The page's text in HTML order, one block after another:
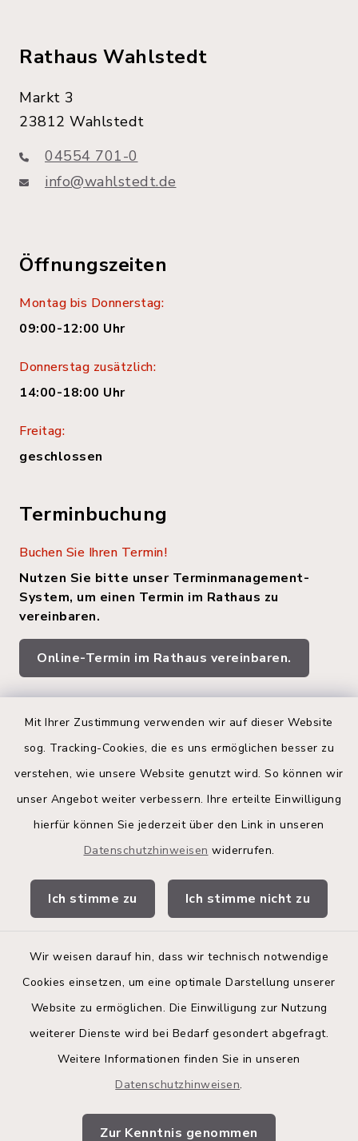
Mit Ihrer Zustimmung verwenden wir auf dieser Website
sog. Tracking-Cookies, die es uns ermöglichen besser zu
verstehen, wie unsere Website genutzt wird. So können wir
unser Angebot weiter verbessern. Ihre erteilte Einwilligung
hierfür können Sie jederzeit über den Link in unseren
Datenschutzhinweisen widerrufen.
Ich stimme zu Ich stimme nicht zu
Wir weisen darauf hin, dass wir technisch notwendige
Cookies einsetzen, um eine optimale Darstellung unserer
Website zu ermöglichen. Die Einwilligung zur Nutzung
weiterer Dienste wird bei Bedarf gesondert abgefragt.
Weitere Informationen finden Sie in unseren
Datenschutzhinweisen.
Zur Kenntnis genommen
Rathaus Wahlstedt
Markt 3
23812 Wahlstedt
04554 701-0
info@wahlstedt.de
Öffnungszeiten
Montag bis Donnerstag:
09:00-12:00 Uhr
Donnerstag zusätzlich:
14:00-18:00 Uhr
Freitag:
geschlossen
Terminbuchung
Buchen Sie Ihren Termin!
Nutzen Sie bitte unser Terminmanagement-
System, um einen Termin im Rathaus zu
vereinbaren.
Online-Termin im Rathaus vereinbaren.
Quicklinks
Land Schleswig-Holstein
Kita-Portal
Bürgerinformationsbroschüre
Barrierefreiheit